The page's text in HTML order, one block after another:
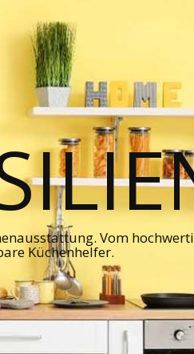
Vom
Küchenhelfer.